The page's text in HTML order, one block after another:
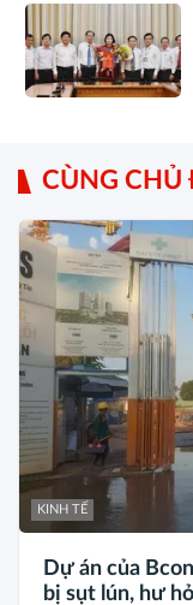
CÙNG CHỦ
KINH TẾ
Dự án của
bị sụt lún, hư